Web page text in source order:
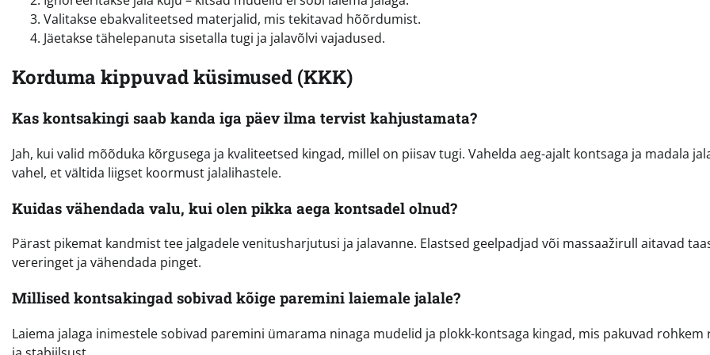
Valitakse ebakvaliteetsed materjalid, mis tekitavad hõõrdumist.
Jäetakse tähelepanuta sisetalla tugi ja jalavõlvi vajadused.
Korduma kippuvad küsimused (KKK)
Kas kontsakingi saab kanda iga päev ilma tervist kahjustamata?
Jah, kui valid mõõduka kõrgusega ja kvaliteetsed kingad, millel on piisav tugi. Vahelda aeg-ajalt kontsaga ja madala
vahel, et vältida liigset koormust jalalihastele.
Kuidas vähendada valu, kui olen pikka aega kontsadel olnud?
Pärast pikemat kandmist tee jalgadele venitusharjutusi ja jalavanne. Elastsed geelpadjad või massaažirull aitavad
vereringet ja vähendada pinget.
Millised kontsakingad sobivad kõige paremini laiemale jalale?
Laiema jalaga inimestele sobivad paremini ümarama ninaga mudelid ja plokk-kontsaga kingad, mis pakuvad rohkem